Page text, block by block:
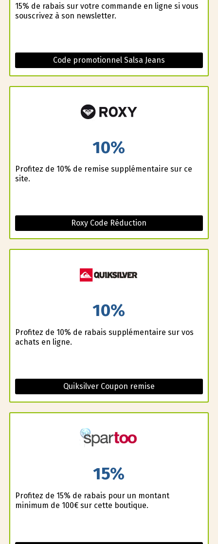
15% de rabais sur votre commande en ligne si vous
souscrivez à son newsletter.
Code promotionnel Salsa Jeans
10%
Profitez de 10% de remise supplémentaire sur ce
site.
Roxy Code Réduction
10%
Profitez de 10% de rabais supplémentaire sur vos
achats en ligne.
Quiksilver Coupon remise
15%
Profitez de 15% de rabais pour un montant
minimum de 100€ sur cette boutique.